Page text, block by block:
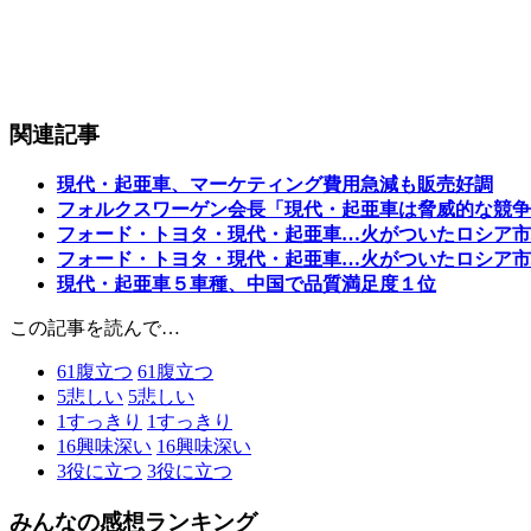
関連記事
現代・起亜車、マーケティング費用急減も販売好調
フォルクスワーゲン会長「現代・起亜車は脅威的な競争
フォード・トヨタ・現代・起亜車…火がついたロシア市
フォード・トヨタ・現代・起亜車…火がついたロシア市
現代・起亜車５車種、中国で品質満足度１位
この記事を読んで…
61 腹立つ 61 腹立つ
5悲しい 5悲しい
1すっきり 1すっきり
16興味深い 16興味深い
3役に立つ 3役に立つ
みんなの感想ランキング